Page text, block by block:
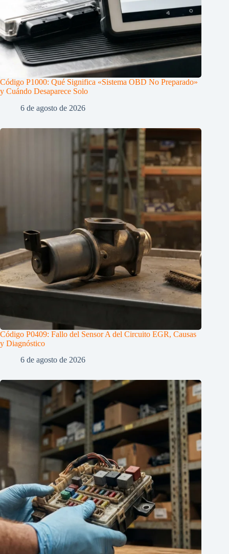
Código P1000: Qué Significa «Sistema OBD No Preparado»
y Cuándo Desaparece Solo
6 de agosto de 2026
Código P0409: Fallo del Sensor A del Circuito EGR, Causas
y Diagnóstico
6 de agosto de 2026